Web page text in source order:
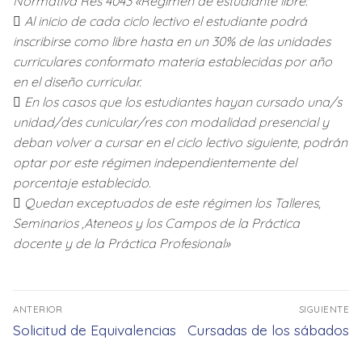
 Al inicio de cada ciclo lectivo el estudiante podrá
inscribirse como libre hasta en un 30% de las unidades
curriculares conformato materia establecidas por año
en el diseño curricular.
 En los casos que los estudiantes hayan cursado una/s
unidad/des cunicular/res con modalidad presencial y
deban volver a cursar en el ciclo lectivo siguiente, podrán
optar por este régimen independientemente del
porcentaje establecido.
 Quedan exceptuados de este régimen los Talleres,
Seminarios ,Ateneos y los Campos de la Práctica
docente y de la Práctica Profesional»
Navegación
de
ANTERIOR
Entrada
Solicitud de Equivalencias
SIGUIENTE
Entrada
Cursadas de los sábados